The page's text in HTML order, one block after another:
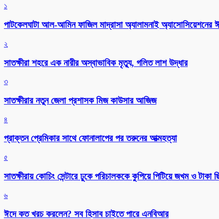
১
পাটকেলঘাটা আল-আমিন ফাজিল মাদ্রাসা অ্যালামনাই অ্যাসোসিয়েশনের
২
সাতক্ষীরা শহরে এক নারীর অস্বাভাবিক মৃত্যু, গলিত লাশ উদ্ধার
৩
সাতক্ষীরার নতুন জেলা প্রশাসক মিজ কাউসার আজিজ
৪
প্রাক্তন প্রেমিকার সাথে ফোনালাপের পর তরুনের আত্মহত্যা
৫
সাতক্ষীরায় কোচিং সেন্টারে ঢুকে পরিচালককে কুপিয়ে পিটিয়ে জখম ও টাকা
৬
ঈদে কত খরচ করলেন? সব হিসাব চাইতে পারে এনবিআর